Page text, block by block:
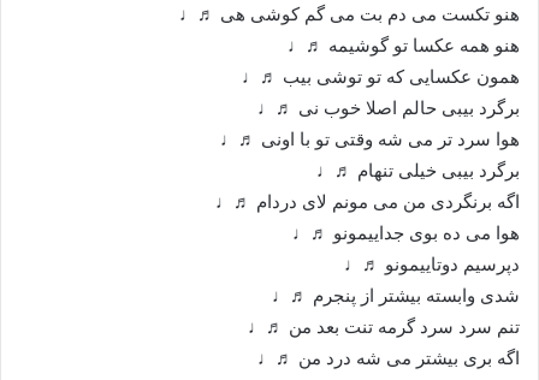
هنو تکست می دم بت می گم کوشی هی ♬♩
هنو همه عکسا تو گوشیمه ♬♩
همون عکسایی که تو توشی بیب ♬♩
برگرد بیبی حالم اصلا خوب نی ♬♩
هوا سرد تر می شه وقتی تو با اونی ♬♩
برگرد بیبی خیلی تنهام ♬♩
اگه برنگردی من می مونم لای دردام ♬♩
هوا می ده بوی جداییمونو ♬♩
دپرسیم دوتاییمونو ♬♩
شدی وابسته بیشتر از پنجرم ♬♩
تنم سرد سرد گرمه تنت بعد من ♬♩
اگه بری بیشتر می شه درد من ♬♩